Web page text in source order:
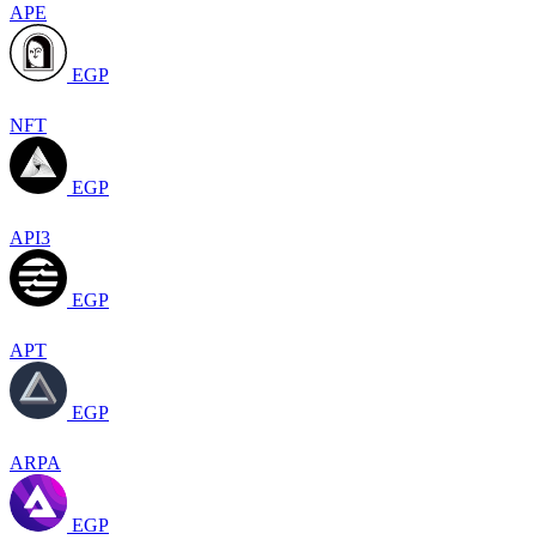
APE
EGP
NFT
EGP
API3
EGP
APT
EGP
ARPA
EGP